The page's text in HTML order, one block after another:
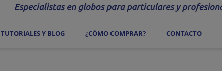
TUTORIALES Y BLOG ¿CÓMO COMPRAR? CONTACTO